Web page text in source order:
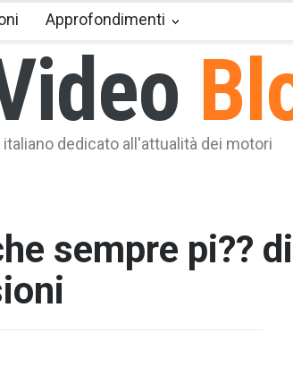
italiano dedicato all'attualità dei motori
Approfondimenti
sempre pi??